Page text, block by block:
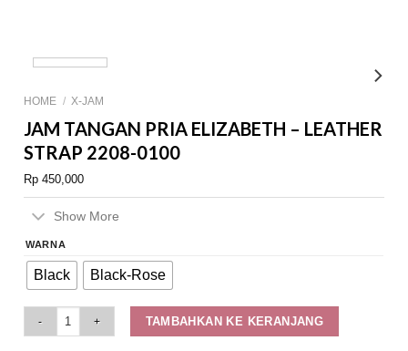
HOME / X-JAM
JAM TANGAN PRIA ELIZABETH – LEATHER
STRAP 2208-0100
Rp 450,000
Show More
WARNA
Black Black-Rose
TAMBAHKAN KE KERANJANG